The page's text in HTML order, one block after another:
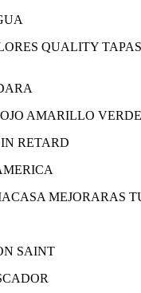
QUALITY
AMARILLO VERDE
RETARD
MEJORARAS
SAINT